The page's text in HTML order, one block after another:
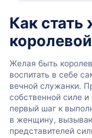
Как
королевой
Желая быть
воспитать в себе
вечной служанки.
собственной силе
первый шаг к
в женщину,
представителей